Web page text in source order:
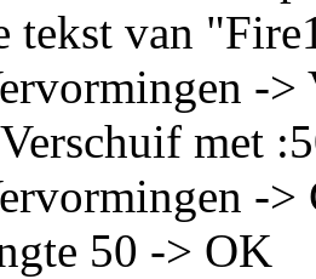
tekst van
->
met
-
50 -> OK